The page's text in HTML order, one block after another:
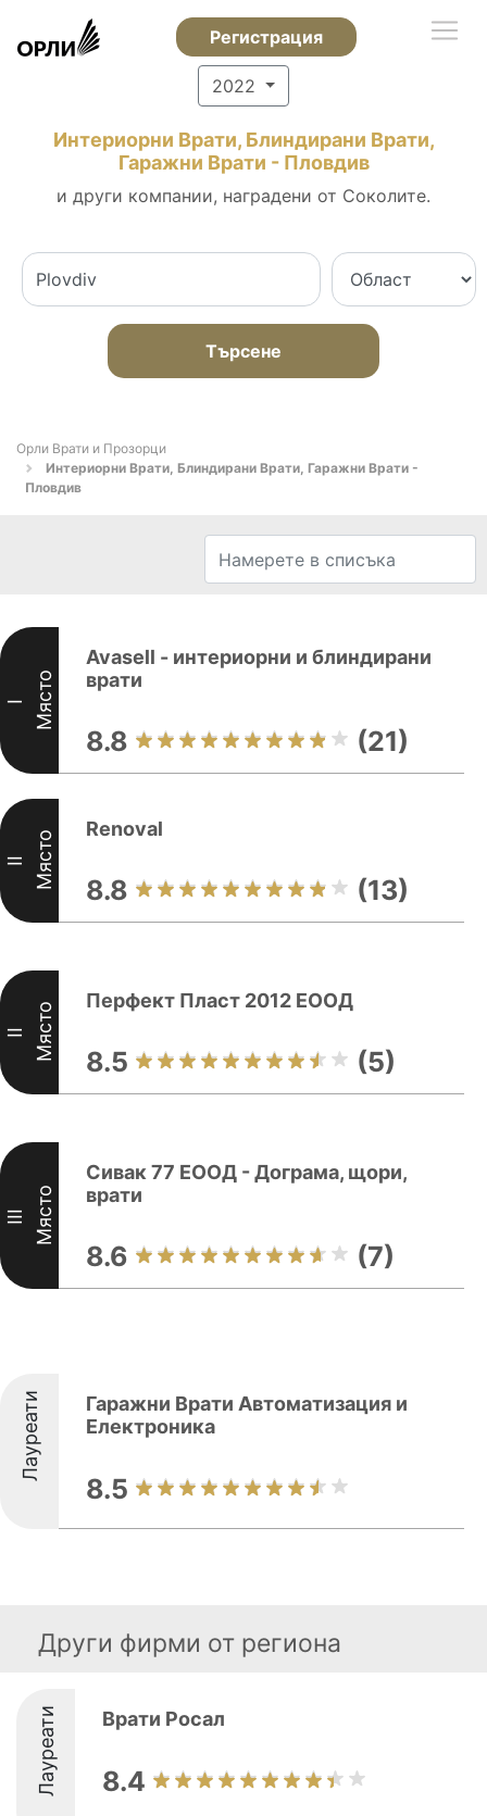
Регистрация
2022
Интериорни Врати, Блиндирани Врати,
Гаражни Врати - Пловдив
и други компании, наградени от Соколите.
Търсене
Орли Врати и Прозорци
Интериорни Врати, Блиндирани Врати, Гаражни Врати -
Пловдив
I Място
Avasell - интериорни и блиндирани
врати
8.8 (21)
II Място
Renoval
8.8 (13)
II Място
Перфект Пласт 2012 ЕООД
8.5 (5)
III Място
Сивак 77 ЕООД - Дограма, щори,
врати
8.6 (7)
Лауреати
Гаражни Врати Автоматизация и
Електроника
8.5
Други фирми от региона
Лауреати Врати Росал
8.4